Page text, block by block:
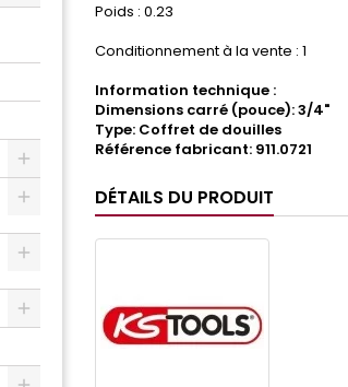
Poids : 0.23
Conditionnement à la vente : 1
Information technique :
Dimensions carré (pouce): 3/4"
Type: Coffret de douilles
Référence fabricant: 911.0721
DÉTAILS DU PRODUIT